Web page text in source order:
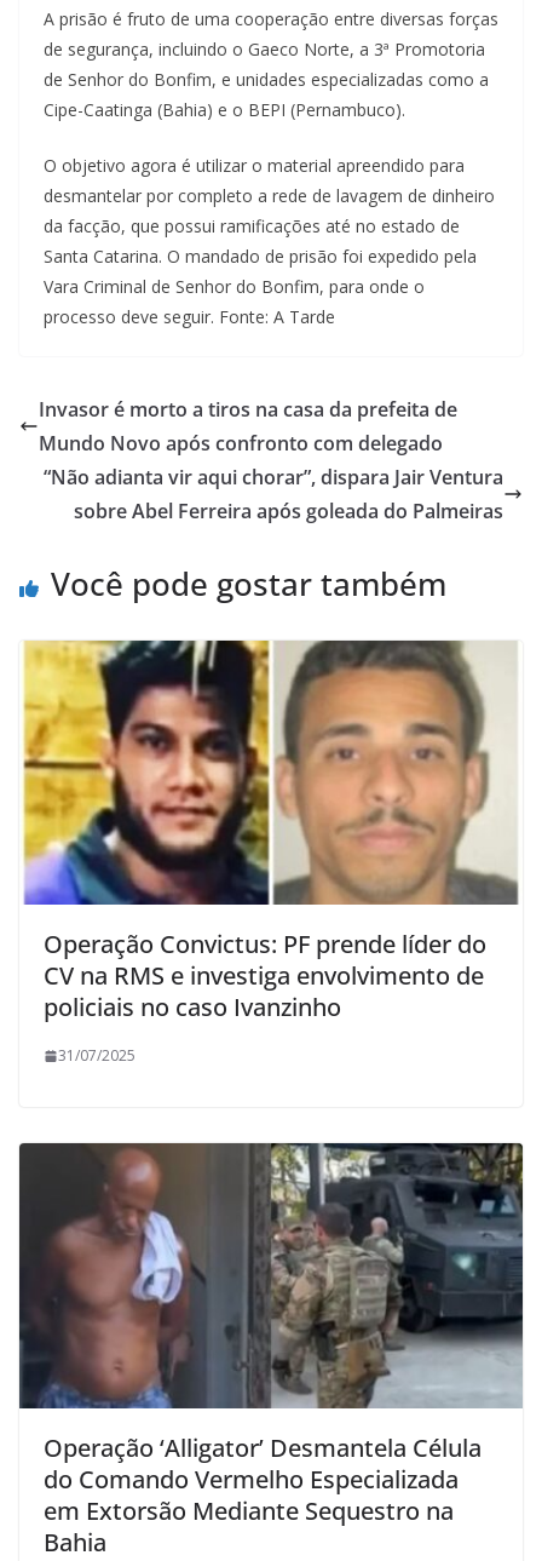
A prisão é fruto de uma cooperação entre diversas forças
de segurança, incluindo o Gaeco Norte, a 3ª Promotoria
de Senhor do Bonfim, e unidades especializadas como a
Cipe-Caatinga (Bahia) e o BEPI (Pernambuco).
O objetivo agora é utilizar o material apreendido para
desmantelar por completo a rede de lavagem de dinheiro
da facção, que possui ramificações até no estado de
Santa Catarina. O mandado de prisão foi expedido pela
Vara Criminal de Senhor do Bonfim, para onde o
processo deve seguir. Fonte: A Tarde
Invasor é morto a tiros na casa da prefeita de
Mundo Novo após confronto com delegado
“Não adianta vir aqui chorar”, dispara Jair Ventura
sobre Abel Ferreira após goleada do Palmeiras
Você pode gostar também
Operação Convictus: PF prende líder do
CV na RMS e investiga envolvimento de
policiais no caso Ivanzinho
31/07/2025
Operação ‘Alligator’ Desmantela Célula
do Comando Vermelho Especializada
em Extorsão Mediante Sequestro na
Bahia